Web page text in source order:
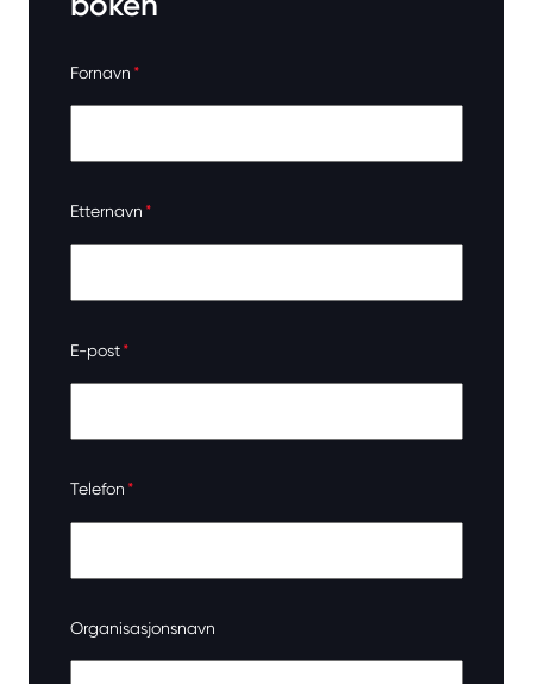
Fornavn *
Etternavn *
E-post*
Telefon *
Organisasjonsnavn